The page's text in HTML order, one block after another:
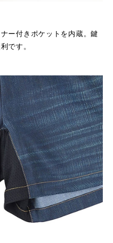
ー付きポケットを内蔵。鍵
です。